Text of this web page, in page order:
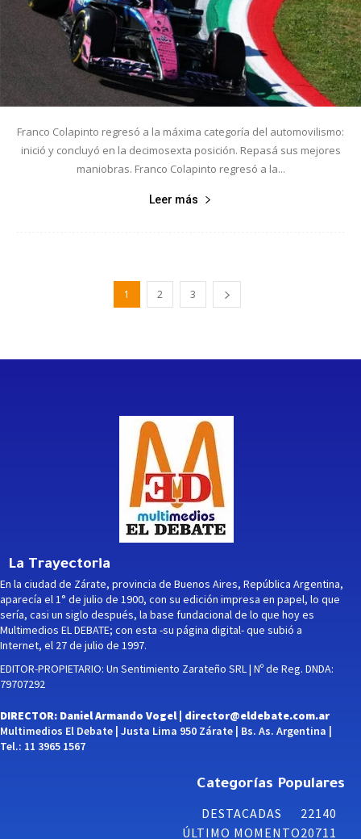
Franco Colapinto regresó a la máxima categoría del automovilismo:
inició y concluyó en la decimosexta posición. Repasá sus mejores
maniobras. Franco Colapinto regresó a la...
Leer más
1 2 3
La Trayectoria
En la ciudad de Zárate, provincia de Buenos Aires, República Argentina,
aparecía el 1° de julio de 1900, con su edición impresa en papel, lo que
sería, casi un siglo después, la base fundacional de lo que hoy es
Multimedios EL DEBATE; con esta -su página digital- que subió a
Internet, el 27 de julio de 1997.
EDITOR-PROPIETARIO: Un Sentimiento Zarateño SRL | Nº de Reg. DNDA:
79707292
DIRECTOR: Daniel Armando Vogel | director@eldebate.com.ar
Multimedios El Debate | Justa Lima 950 Zárate | Bs. As. Argentina |
Tel.: 11 3965 1567
Categorías Populares
DESTACADAS
22140
ÚLTIMO MOMENTO20711